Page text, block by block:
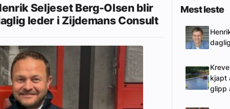
Seljeset Berg-Olsen blir
leder i Zijdemans Consult
Mest leste
kjapt
glipp